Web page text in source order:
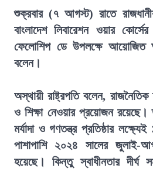
শুক্রবার (৭ আগস্ট) রাতে
বাংলাদেশ লিবারেশন ওয়ার
ফেলোশিপ ডে উপলক্ষে আয়োজিত
বলেন।
অস্থায়ী রাষ্ট্রপতি বলেন,
ও শিক্ষা নেওয়ার প্রয়োজন রয়েছে।
মর্যাদা ও গণতন্ত্র প্রতিষ্ঠার
পাশাপাশি ২০২৪ সালের জুলাই-
হয়েছে। কিন্তু স্বাধীনতার